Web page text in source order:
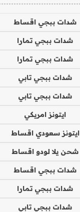
شدات ببجي اقساط
شدات ببجي تمارا
شدات ببجي تمارا
شدات ببجي تابي
شدات ببجي تابي
ايتونز امريكي
ايتونز سعودي اقساط
شحن يلا لودو اقساط
شدات ببجي اقساط
شدات ببجي تمارا
شدات ببجي تابي